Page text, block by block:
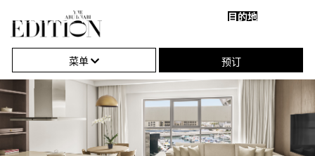
击
打
目的地
闭
导
菜单 预订